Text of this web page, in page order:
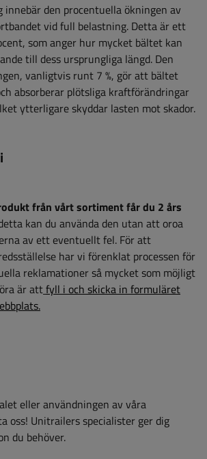
innebär den procentuella ökningen av
vid full belastning. Detta är ett
som anger hur mycket bältet kan
till dess ursprungliga längd. Den
vanligtvis runt 7 %, gör att bältet
absorberar plötsliga kraftförändringar
ytterligare skyddar lasten mot skador.
från vårt sortiment får du 2 års
kan du använda den utan att oroa
av ett eventuellt fel. För att
har vi förenklat processen för
reklamationer så mycket som möjligt
är attfyll i och skicka in formuläret
eller användningen av våra
oss! Unitrailers specialister ger dig
du behöver.